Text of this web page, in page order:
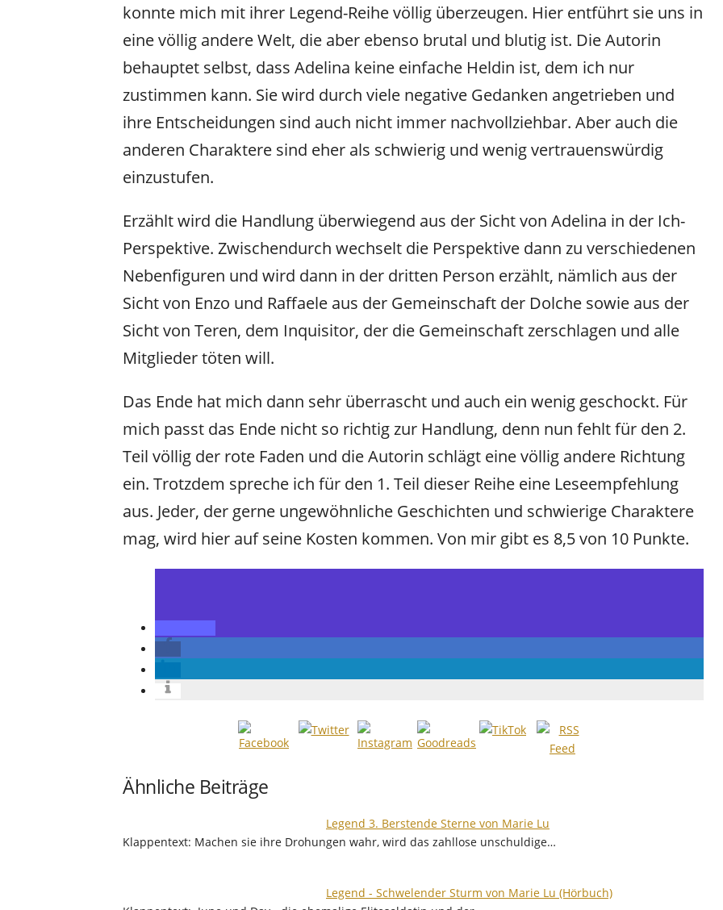
konnte mich mit ihrer Legend-Reihe völlig überzeugen. Hier entführt sie uns in
eine völlig andere Welt, die aber ebenso brutal und blutig ist. Die Autorin
behauptet selbst, dass Adelina keine einfache Heldin ist, dem ich nur
zustimmen kann. Sie wird durch viele negative Gedanken angetrieben und
ihre Entscheidungen sind auch nicht immer nachvollziehbar. Aber auch die
anderen Charaktere sind eher als schwierig und wenig vertrauenswürdig
einzustufen.
Erzählt wird die Handlung überwiegend aus der Sicht von Adelina in der Ich-
Perspektive. Zwischendurch wechselt die Perspektive dann zu verschiedenen
Nebenfiguren und wird dann in der dritten Person erzählt, nämlich aus der
Sicht von Enzo und Raffaele aus der Gemeinschaft der Dolche sowie aus der
Sicht von Teren, dem Inquisitor, der die Gemeinschaft zerschlagen und alle
Mitglieder töten will.
Das Ende hat mich dann sehr überrascht und auch ein wenig geschockt. Für
mich passt das Ende nicht so richtig zur Handlung, denn nun fehlt für den 2.
Teil völlig der rote Faden und die Autorin schlägt eine völlig andere Richtung
ein. Trotzdem spreche ich für den 1. Teil dieser Reihe eine Leseempfehlung
aus. Jeder, der gerne ungewöhnliche Geschichten und schwierige Charaktere
mag, wird hier auf seine Kosten kommen. Von mir gibt es 8,5 von 10 Punkte.
Ähnliche Beiträge
Legend 3. Berstende Sterne von Marie Lu
Klappentext: Machen sie ihre Drohungen wahr, wird das zahllose unschuldige…
Legend - Schwelender Sturm von Marie Lu (Hörbuch)